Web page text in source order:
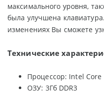
максимального уровня,
была улучшена
изменениях Вы сможете
Технические
Процессор: Intel Core
ОЗУ: 3Гб DDR3